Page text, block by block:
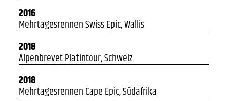
2016
Mehrtagesrennen Swiss Epic, Wallis
2018
Alpenbrevet Platintour, Schweiz
2018
Mehrtagesrennen Cape Epic, Südafrika